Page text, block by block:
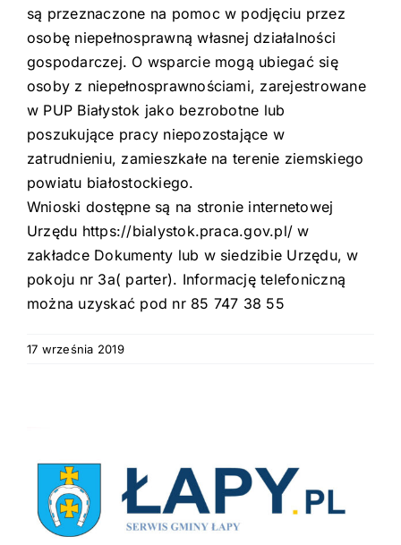
są przeznaczone na pomoc w podjęciu przez
osobę niepełnosprawną własnej działalności
gospodarczej. O wsparcie mogą ubiegać się
osoby z niepełnosprawnościami, zarejestrowane
w PUP Białystok jako bezrobotne lub
poszukujące pracy niepozostające w
zatrudnieniu, zamieszkałe na terenie ziemskiego
powiatu białostockiego.
Wnioski dostępne są na stronie internetowej
Urzędu https://bialystok.praca.gov.pl/ w
zakładce Dokumenty lub w siedzibie Urzędu, w
pokoju nr 3a( parter). Informację telefoniczną
można uzyskać pod nr 85 747 38 55
17 września 2019